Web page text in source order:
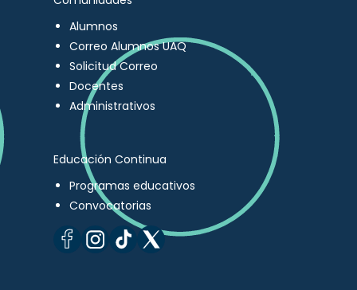
Alumnos
Correo Alumnos UAQ
Solicitud Correo
Docentes
Administrativos
Educación Continua
Programas educativos
Convocatorias